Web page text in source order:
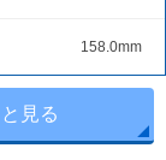
158.0mm
見る